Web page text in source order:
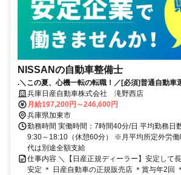
NISSANの自動車整備士
.＼この夏、心機一転の転職！／[必須]普通自動車
動車整備士国家2級以上｜賞与4.8か月分（昨年実
兵庫日産自動車株式会社 滝野西店
月給197,200円～246,600円
兵庫県加東市
勤務時間 実働時間：7時間40分/日 平均勤務日
9:30～18:10（休憩60分） ※月平均所定外労
代は別途全額支給
仕事内容 ＼【日産正規ディーラー】安定して
安定 ＊ 日産自動車の正規販売店 ＊賞与年2回